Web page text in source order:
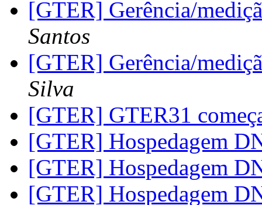
[GTER] Gerência/
Santos
[GTER] Gerência/
Silva
[GTER] GTER31
[GTER] Hospedagem
[GTER] Hospedagem
[GTER] Hospedagem